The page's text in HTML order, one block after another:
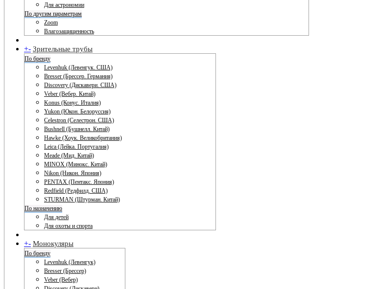
Для астрономии
По другим параметрам
Zoom
Влагозащищенность
+- Зрительные трубы
По бренду
Levenhuk (Левенгук. США)
Bresser (Брессер. Германия)
Discovery (Дискавери. США)
Veber (Вебер. Китай)
Konus (Конус. Италия)
Yukon (Юкон. Белоруссия)
Celestron (Селестрон. США)
Bushnell (Бушнелл. Китай)
Hawke (Хоук. Великобритания)
Leica (Лейка. Португалия)
Meade (Мид. Китай)
MINOX (Минокс. Китай)
Nikon (Никон. Япония)
PENTAX (Пентакс. Япония)
Redfield (Редфилд. США)
STURMAN (Штурман. Китай)
По назначению
Для детей
Для охоты и спорта
+- Монокуляры
По бренду
Levenhuk (Левенгук)
Bresser (Брессер)
Veber (Вебер)